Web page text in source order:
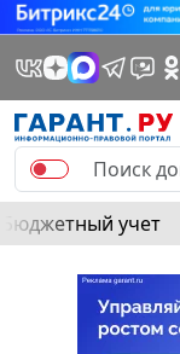
Бюджетный учет